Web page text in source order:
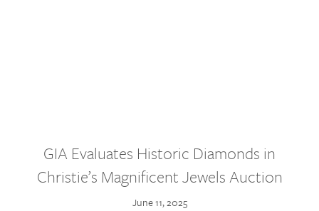
GIA Evaluates Historic Diamonds in
Christie’s Magnificent Jewels Auction
June 11, 2025